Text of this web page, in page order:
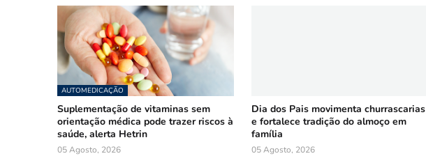
AUTOMEDICAÇÃO
Suplementação de vitaminas sem
orientação médica pode trazer riscos à
saúde, alerta Hetrin
05 Agosto, 2026
Dia dos Pais movimenta churrascarias
e fortalece tradição do almoço em
família
05 Agosto, 2026